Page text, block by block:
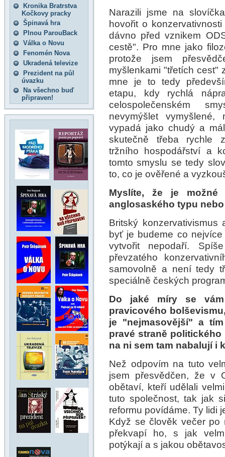
Kronika Bratrstva
Kočkovy pracky
Špinavá hra
Plnou ParouBack
Válka o Novu
Fenomén Nova
Ukradená televize
Prezident na půl
úvazku
Na všechno buď
připraven!
Narazili jsme na
hovořit o
dávno před vznikem
cestě". Pro mne jako
protože jsem
myšlenkami "třetích cest"
mne je to tedy
etapu, kdy rychlá
celospolečenském
nevymýšlet vymyšlené,
vypadá jako chudý a
skutečně třeba rychle
tržního hospodářství a
tomto smyslu se tedy
to, co je ověřené a
Myslíte, že je možné
anglosaského typu
Britský
byť je budeme co
vytvořit nepodaří.
převzatého
samovolně a není tedy
speciálně českých
Do jaké míry se
pravicového
je "nejmasovější" a
pravé straně politického
na ni sem tam nabalují i
Než odpovím na tuto
jsem přesvědčen, že v
obětaví, kteří udělali
tuto společnost, tak jak
reformu povídáme. Ty lidi
Když se člověk večer po
překvapí ho, s jak
potýkají a s jakou